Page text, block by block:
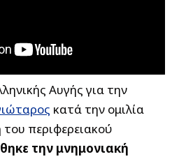
Αυγής για την
κατά την ομιλία
περιφερειακού
την μνημονιακή